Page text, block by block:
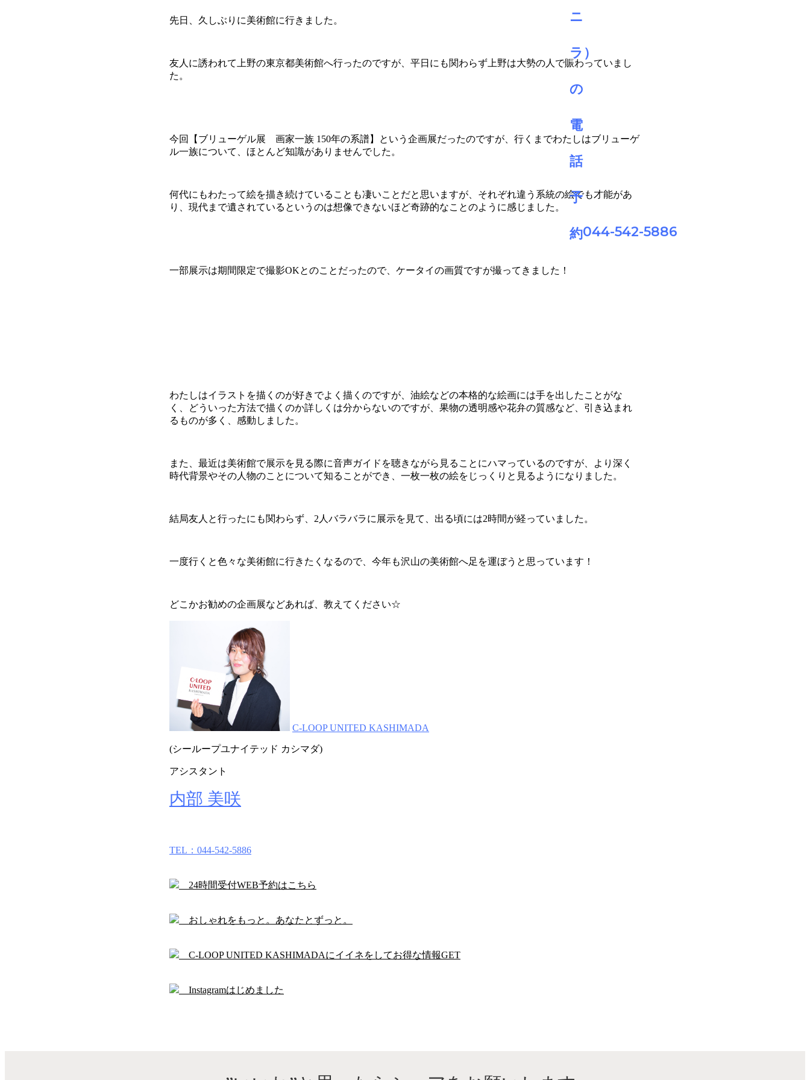
044-542-5886
先日、久しぶりに美術館に行きました。
友人に誘われて上野の東京都美術館へ行ったのですが、平日にも関わらず上野は大勢の人で賑わっていまし
た。
今回【ブリューゲル展 画家一族 150年の系譜】という企画展だったのですが、行くまでわたしはブリューゲ
ル一族について、ほとんど知識がありませんでした。
何代にもわたって絵を描き続けていることも凄いことだと思いますが、それぞれ違う系統の絵でも才能があ
り、現代まで遺されているというのは想像できないほど奇跡的なことのように感じました。
一部展示は期間限定で撮影OKとのことだったので、ケータイの画質ですが撮ってきました！
わたしはイラストを描くのが好きでよく描くのですが、油絵などの本格的な絵画には手を出したことがな
く、どういった方法で描くのか詳しくは分からないのですが、果物の透明感や花弁の質感など、引き込まれ
るものが多く、感動しました。
また、最近は美術館で展示を見る際に音声ガイドを聴きながら見ることにハマっているのですが、より深く
時代背景やその人物のことについて知ることができ、一枚一枚の絵をじっくりと見るようになりました。
結局友人と行ったにも関わらず、2人バラバラに展示を見て、出る頃には2時間が経っていました。
一度行くと色々な美術館に行きたくなるので、今年も沢山の美術館へ足を運ぼうと思っています！
どこかお勧めの企画展などあれば、教えてください☆
C-LOOP UNITED KASHIMADA
(シーループユナイテッド カシマダ)
アシスタント
内部 美咲
TEL：044-542-5886
24時間受付WEB予約はこちら
おしゃれをもっと。あなたとずっと。
C-LOOP UNITED KASHIMADAにイイネをしてお得な情報GET
Instagramはじめました